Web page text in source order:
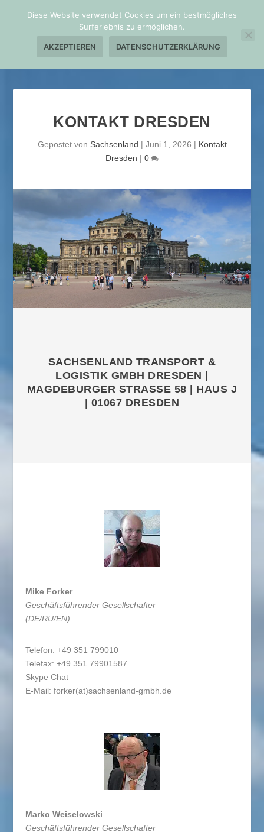
KONTAKT DRESDEN
Gepostet von Sachsenland | Juni 1, 2026 | Kontakt
Dresden | 0
SACHSENLAND TRANSPORT &
LOGISTIK GMBH DRESDEN |
MAGDEBURGER STRASSE 58 | HAUS J
| 01067 DRESDEN
Mike Forker
Geschäftsführender Gesellschafter
(DE/RU/EN)
Telefon: +49 351 799010
Telefax: +49 351 79901587
Skype Chat
E-Mail: forker(at)sachsenland-gmbh.de
Marko Weiselowski
Geschäftsführender Gesellschafter
Diese Website verwendet Cookies um ein bestmögliches
Surferlebnis zu ermöglichen.
AKZEPTIEREN DATENSCHUTZERKLÄRUNG